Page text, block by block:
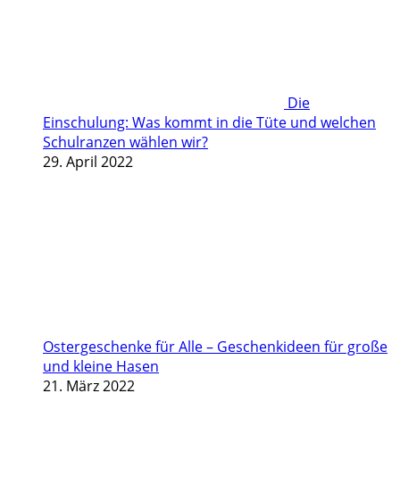
Die
Einschulung: Was kommt in die Tüte und welchen
Schulranzen wählen wir?
29. April 2022
Ostergeschenke für Alle – Geschenkideen für große
und kleine Hasen
21. März 2022